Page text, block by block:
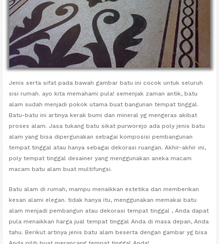
Jenis serta sifat pada bawah gambar batu ini cocok untuk seluruh
sisi rumah. ayo kita memahami pula! semenjak zaman antik, batu
alam sudah menjadi pokok utama buat bangunan tempat tinggal.
Batu-batu ini artinya kerak bumi dan mineral yg mengeras akibat
proses alam. Jasa tukang batu sikat purworejo ada poly jenis batu
alam yang bisa dipergunakan sebagai komposisi pembangunan
tempat tinggal atau hanya sebagai dekorasi ruangan. Akhir-akhir ini,
poly tempat tinggal desainer yang menggunakan aneka macam
macam batu alam buat multifungsi.
Batu alam di rumah, mampu menaikkan estetika dan memberikan
kesan alami elegan. tidak hanya itu, menggunakan memakai batu
alam menjadi pembangun atau dekorasi tempat tinggal , Anda dapat
pula menaikkan harga jual tempat tinggal Anda di masa depan, Anda
tahu. Berikut artinya jenis batu alam beserta dengan gambar yg bisa